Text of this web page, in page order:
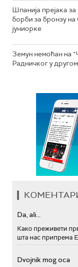
Шпанија прејакa
борби за бронзу
јуниорке
Земун немоћан на
Радничког у
Da, ali...
Како преживети
шта нас припрема
Dvojnik mog oca